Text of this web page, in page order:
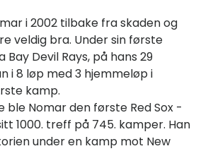
i 2002 tilbake fra skaden og
veldig bra. Under sin første
Devil Rays, på hans 29
i 8 løp med 3 hjemmeløp i
kamp.
ble Nomar den første Red Sox -
1000. treff på 745. kamper. Han
under en kamp mot New